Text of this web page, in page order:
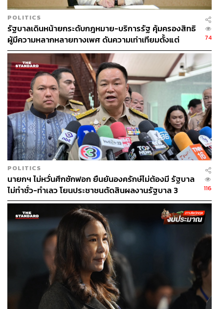
POLITICS
รัฐบาลเดินหน้ายกระดับกฎหมาย-บริการรัฐ คุ้มครองสิทธิ
ผู้มีความหลากหลายทางเพศ ดันความเท่าเทียมตั้งแต่
หลักสูตรในห้องเรียนถึงที่ทำงาน
74
POLITICS
นายกฯ ไม่หวั่นศึกซักฟอก ยืนยันองครักษ์ไม่ต้องมี รัฐบาล
ไม่ทำชั่ว-ทำเลว โยนประชาชนตัดสินผลงานรัฐบาล 3
เดือน
116